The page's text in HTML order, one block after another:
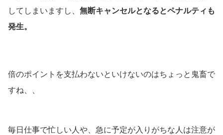
してしまいますし、 無断キャンセルとなるとペナルティも
発生。
倍のポイントを支払わないといけないのはちょっと鬼畜で
すね、、
毎日仕事で忙しい人や、急に予定が入りがちな人は注意が